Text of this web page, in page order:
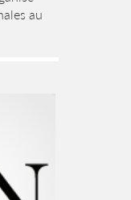
au